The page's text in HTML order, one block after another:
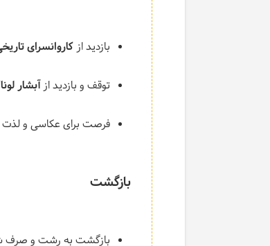
بازدید ازکاروانسرای
توقف و بازدید ازآبشار
فرصت برای عکاسی و لذت
بازگشت
بازگشت به رشت و صرف